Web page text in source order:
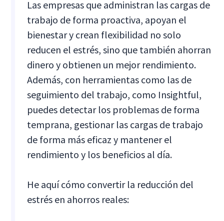
Las empresas que administran las cargas de
trabajo de forma proactiva, apoyan el
bienestar y crean flexibilidad no solo
reducen el estrés, sino que también ahorran
dinero y obtienen un mejor rendimiento.
Además, con herramientas como las de
seguimiento del trabajo, como Insightful,
puedes detectar los problemas de forma
temprana, gestionar las cargas de trabajo
de forma más eficaz y mantener el
rendimiento y los beneficios al día.
He aquí cómo convertir la reducción del
estrés en ahorros reales: